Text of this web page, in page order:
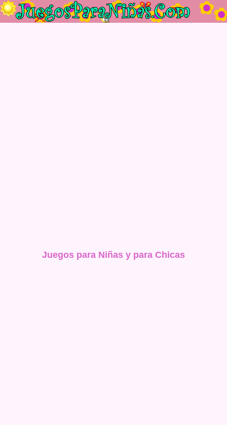
Juegos para Niñas y para Chicas